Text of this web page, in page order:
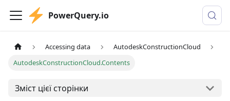
PowerQuery.io
Accessing data
AutodeskConstructionCloud
AutodeskConstructionCloud.Contents
Зміст цієї сторінки